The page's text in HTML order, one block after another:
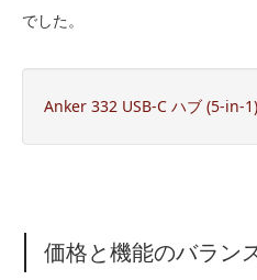
でした。
Anker 332 USB-C ハブ (5-in-1)
価格と機能のバラン